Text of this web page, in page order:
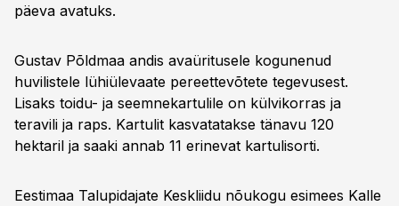
päeva avatuks.
Gustav Põldmaa andis avaüritusele kogunenud
huvilistele lühiülevaate pereettevõtete tegevusest.
Lisaks toidu- ja seemnekartulile on külvikorras ja
teravili ja raps. Kartulit kasvatatakse tänavu 120
hektaril ja saaki annab 11 erinevat kartulisorti.
Eestimaa Talupidajate Keskliidu nõukogu esimees Kalle